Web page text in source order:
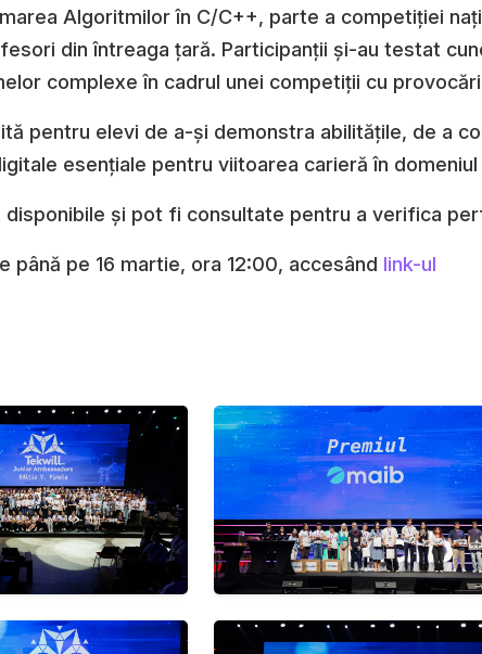
Algoritmilor în C/C++, parte a competiției
din întreaga țară. Participanții și-au testat
complexe în cadrul unei competiții cu
pentru elevi de a-și demonstra abilitățile, de a
esențiale pentru viitoarea carieră în
și pot fi consultate pentru a verifica
pe 16 martie, ora 12:00, accesând link-ul